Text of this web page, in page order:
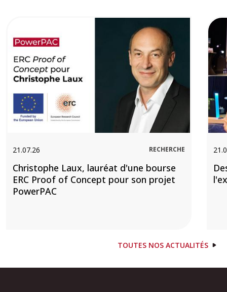
21.07.26 RECHERCHE
Christophe Laux, lauréat d'une bourse
ERC Proof of Concept pour son projet
PowerPAC
TOUTES NOS ACTUALITÉS